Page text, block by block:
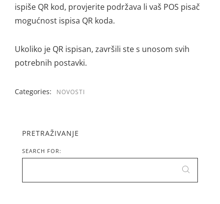
ispiše QR kod, provjerite podržava li vaš POS pisač
mogućnost ispisa QR koda.
Ukoliko je QR ispisan, završili ste s unosom svih
potrebnih postavki.
Categories: NOVOSTI
PRETRAŽIVANJE
SEARCH FOR: